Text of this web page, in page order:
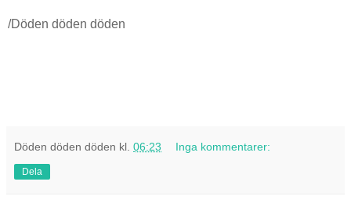
/Döden döden döden
Döden döden döden kl. 06:23 Inga kommentarer:
Dela